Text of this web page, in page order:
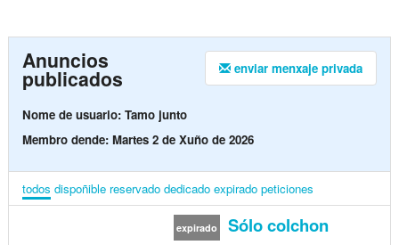
enviar menxaje privada
Anuncios
publicados
Nome de usuario: Tamo junto
Membro dende: Martes 2 de Xuño de 2026
todos dispoñible reservado dedicado expirado peticiones
expirado Sólo colchon